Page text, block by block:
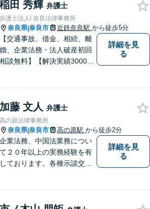
ましたら、どうぞお気軽にご
相談ください。【お子様連れ
相談可】
稲田 秀輝 弁護士
弁護士法人i 奈良法律事務所
奈良県|奈良市 近鉄奈良駅 から徒歩5分
【交通事故、借金、相続、離
婚、企業法務・法人破産初回
相談無料】【解決実績3000件
務のお悩みは【弁護士法人ｉ
（アイ）奈良法律事務所】に
おまかせください！
詳細を見
る
加藤 文人 弁護士
高の原法律事務所
奈良県|奈良市 高の原駅 から徒歩2分
企業法務、中国法業務につい
て２０年以上の実務経験を有
しております。各種示談交
詳細を見
る